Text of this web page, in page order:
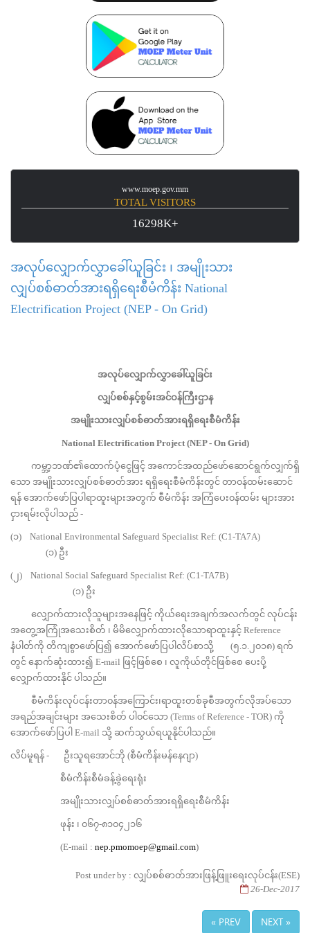
www.moep.gov.mm
TOTAL VISITORS
16298K+
အလုပ်လျှောက်လွှာခေါ်ယူခြင်း ၊ အမျိုးသား
လျှပ်စစ်ဓာတ်အားရရှိရေးစီမံကိန်း National
Electrification Project (NEP - On Grid)
အလုပ်လျှောက်လွှာခေါ်ယူခြင်း
လျှပ်စစ်နှင့်စွမ်းအင်ဝန်ကြီးဌာန
အမျိုးသားလျှပ်စစ်ဓာတ်အားရရှိရေးစီမံကိန်း
National Electrification Project (NEP - On Grid)
ကမ္ဘာ့ဘဏ်၏ထောက်ပံ့ငွေဖြင့် အကောင်အထည်ဖော်ဆောင်ရွက်လျှက်ရှိ
သော အမျိုးသားလျှပ်စစ်ဓာတ်အား ရရှိရေးစီမံကိန်းတွင် တာ၀န်ထမ်းဆောင်
ရန် အောက်ဖော်ပြပါရာထူးများအတွက် စီမံကိန်း အကြံပေး၀န်ထမ်း များအား
ငှားရမ်းလိုပါသည် -
(၁) National Environmental Safeguard Specialist Ref: (C1-TA7A)
(၁) ဦး
(၂) National Social Safeguard Specialist Ref: (C1-TA7B)
(၁) ဦး
လျှောက်ထားလိုသူများအနေဖြင့် ကိုယ်ရေးအချက်အလက်တွင် လုပ်ငန်း
အတွေ့အကြုံအသေးစိတ် ၊ မိမိလျှောက်ထားလိုသောရာထူးနှင့် Reference
နံပါတ်ကို တိကျစွာဖော်ပြ၍ အောက်ဖော်ပြပါလိပ်စာသို့ (၅.၁.၂၀၁၈) ရက်
တွင် နောက်ဆုံးထား၍ E-mail ဖြင့်ဖြစ်စေ ၊ လူကိုယ်တိုင်ဖြစ်စေ ပေးပို့
လျှောက်ထားနိုင် ပါသည်။
စီမံကိန်းလုပ်ငန်းတာ၀န်အကြောင်း၊ရာထူးတစ်ခုစီအတွက်လိုအပ်သော
အရည်အချင်းများ အသေးစိတ် ပါ၀င်သော (Terms of Reference - TOR) ကို
အောက်ဖော်ပြပါ E-mail သို့ ဆက်သွယ်ရယူနိုင်ပါသည်။
လိပ်မူရန် - ဦးသူရအောင်ဘို (စီမံကိန်းမန်နေဂျာ)
စီမံကိန်းစီမံခန့်ခွဲရေးရုံး
အမျိုးသားလျှပ်စစ်ဓာတ်အားရရှိရေးစီမံကိန်း
ဖုန်း ၊ ၀၆၇-၈၁၀၄၂၁၆
(E-mail : nep.pmomoep@gmail.com)
Post under by : လျှပ်စစ်ဓာတ်အားဖြန့်ဖြူးရေးလုပ်ငန်း(ESE)
26-Dec-2017
« PREV NEXT »